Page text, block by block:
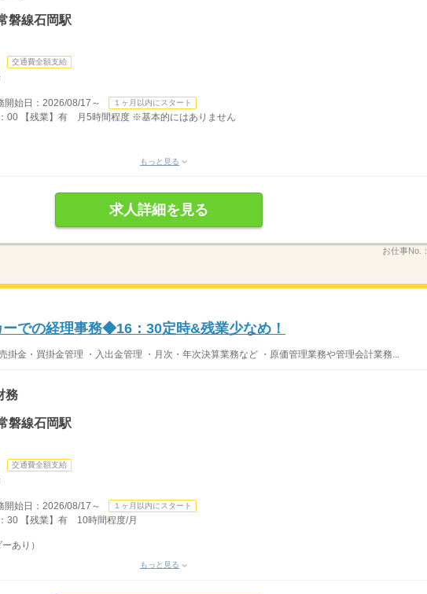
磐線石岡駅
交通費全額支給
始日：2026/08/17～ １ヶ月以内にスタート
00 【残業】有 月5時間程度 ※基本的にはありません
もっと見る
求人詳細を見る
お仕事No.：
ーでの経理事務◆16：30定時&残業少なめ！
掛金・買掛金管理 ・入出金管理 ・月次・年次決算業務など ・原価管理業務や管理会計業務...
務
磐線石岡駅
交通費全額支給
始日：2026/08/17～ １ヶ月以内にスタート
30 【残業】有 10時間程度/月
あり）
もっと見る